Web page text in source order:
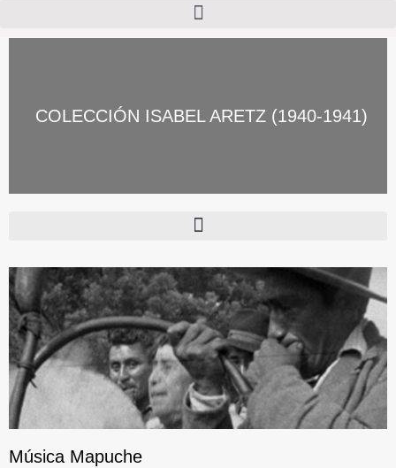
COLECCIÓN ISABEL ARETZ (1940-1941)
Música Mapuche